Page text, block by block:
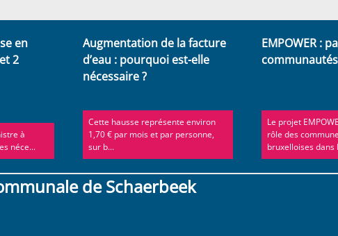
en
2
à
néce...
Augmentation de la facture
d’eau : pourquoi est-elle
nécessaire ?
Cette hausse représente environ
1,70 € par mois et par personne,
sur b...
EMPOWER :
Le projet
rôle des
bruxelloises dans
de Schaerbeek